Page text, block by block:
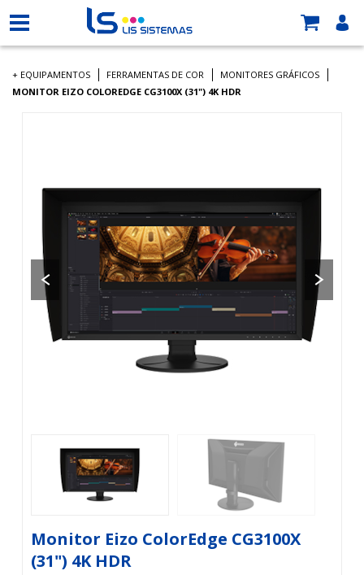
+ EQUIPAMENTOS FERRAMENTAS DE COR
MONITORES GRÁFICOS
MONITOR EIZO COLOREDGE CG3100X (31") 4K HDR
Monitor Eizo ColorEdge CG3100X
(31") 4K HDR